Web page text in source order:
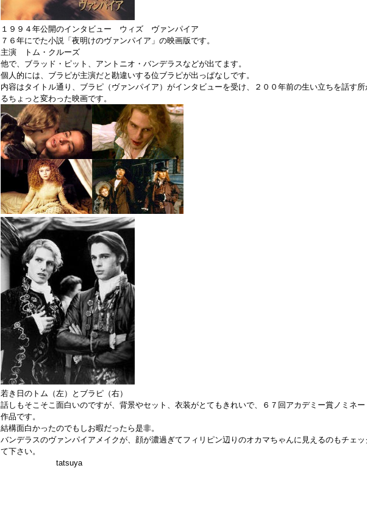
１９９４年公開のインタビュー ウィズ ヴァンパイア
７６年にでた小説「夜明けのヴァンパイア」の映画版です。
主演 トム・クルーズ
他で、ブラッド・ピット、アントニオ・バンデラスなどが出てます。
個人的には、ブラピが主演だと勘違いする位ブラピが出っぱなしです。
内容はタイトル通り、ブラピ（ヴァンパイア）がインタビューを受け、２００年前の生い立ちを話す所
るちょっと変わった映画です。
若き日のトム（左）とブラピ（右）
話しもそこそこ面白いのですが、背景やセット、衣装がとてもきれいで、６７回アカデミー賞ノミネー
作品です。
結構面白かったのでもしお暇だったら是非。
バンデラスのヴァンパイアメイクが、顔が濃過ぎてフィリピン辺りのオカマちゃんに見えるのもチェ
て下さい。
tatsuya